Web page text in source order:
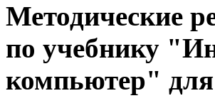
Методические
по учебнику
компьютер" для